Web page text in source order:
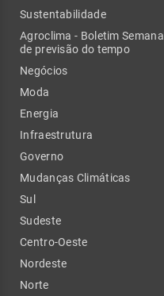
Sustentabilidade
Agroclima - Boletim Semanal
de previsão do tempo
Negócios
Moda
Energia
Infraestrutura
Governo
Mudanças Climáticas
Sul
Sudeste
Centro-Oeste
Nordeste
Norte